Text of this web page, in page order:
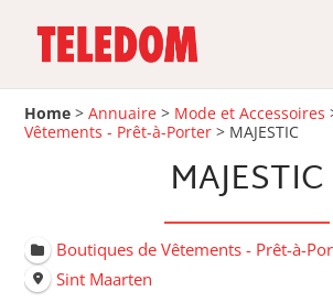
Home >Annuaire > Mode et Accessoires
Vêtements - Prêt-à-Porter > MAJESTIC
MAJESTIC
Boutiques de Vêtements - Prêt-à-
Sint Maarten